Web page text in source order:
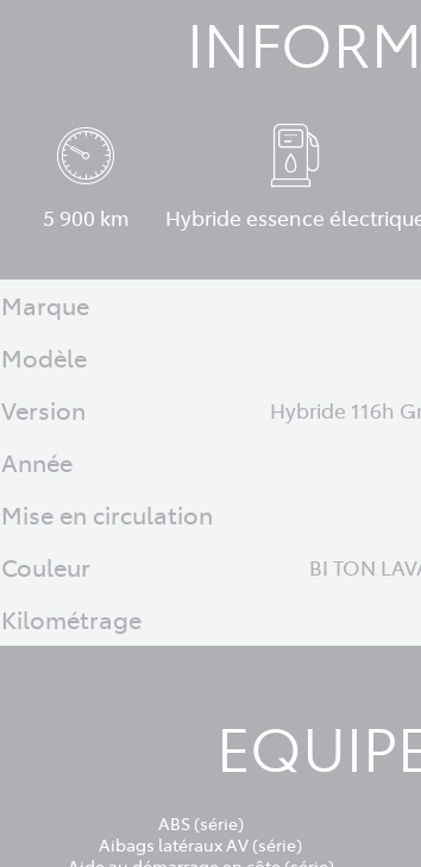
5 900 km Hybride essence
Marque
Modèle
Version Hybride 116h
Année
Mise en circulation
Couleur BI TON
Kilométrage
ABS (série)
Aibags latéraux AV (série)